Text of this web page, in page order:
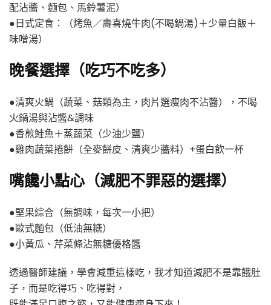
配沾醬、麵包、馬鈴薯泥）
●日式定食：（烤魚／壽喜燒牛肉(不喝鍋湯)＋少量白飯＋
味噌湯）
晚餐選擇（吃巧不吃多）
●清爽火鍋（蔬菜、菇類為主，肉片選瘦肉不沾醬），不喝
火鍋湯與沾醬&調味
●香煎鮭魚＋蒸蔬菜（少油少鹽）
●雞肉蔬菜捲餅（全麥餅皮、清爽少醬料）+蛋白飲一杯
嘴饞小點心（減肥不罪惡的選擇）
●堅果綜合（無調味，每次一小把）
●歐式麵包（低油無糖）
●小黃瓜、芹菜條沾無糖優格醬
透過醫師建議，學會減重這樣吃，我才知道減肥不是靠餓肚
子，而是吃得巧、吃得對，